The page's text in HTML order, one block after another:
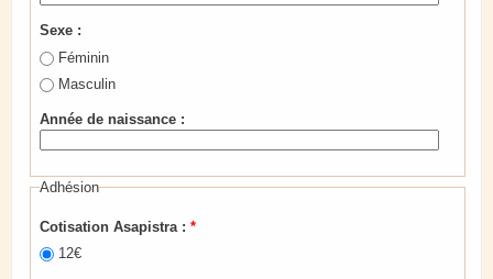
Sexe :
Féminin
Masculin
Année de naissance :
Adhésion
Cotisation Asapistra :*
12€